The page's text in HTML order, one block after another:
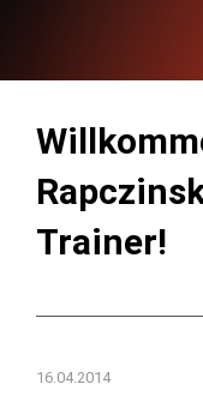
Trainer!
16.04.2014